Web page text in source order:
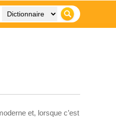
et, lorsque c’est